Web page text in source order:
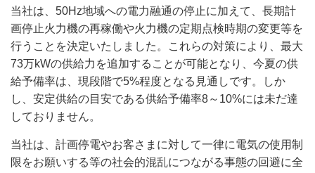
当社は、50Hz地域への電力融通の停止に加えて、長期計
画停止火力機の再稼働や火力機の定期点検時期の変更等を
行うことを決定いたしました。これらの対策により、最大
73万kWの供給力を追加することが可能となり、今夏の供
給予備率は、現段階で5%程度となる見通しです。しか
し、安定供給の目安である供給予備率8～10%には未だ達
しておりません。
当社は、計画停電やお客さまに対して一律に電気の使用制
限をお願いする等の社会的混乱につながる事態の回避に全